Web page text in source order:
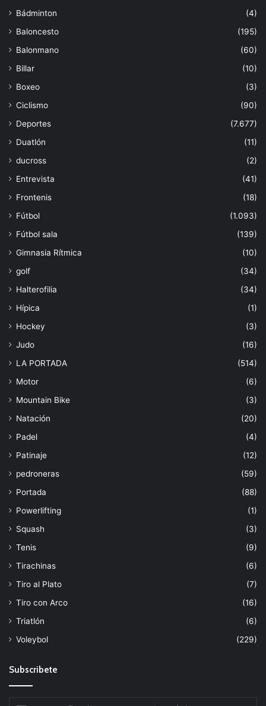
Bádminton
(4)
Baloncesto
(195)
Balonmano
(60)
Billar
(10)
Boxeo
(3)
Ciclismo
(90)
Deportes
(7.677)
Duatlón
(11)
ducross
(2)
Entrevista
(41)
Frontenis
(18)
Fútbol
(1.093)
Fútbol sala
(139)
Gimnasia Rítmica
(10)
golf
(34)
Halterofilia
(34)
Hípica
(1)
Hockey
(3)
Judo
(16)
LA PORTADA
(514)
Motor
(6)
Mountain Bike
(3)
Natación
(20)
Padel
(4)
Patinaje
(12)
pedroneras
(59)
Portada
(88)
Powerlifting
(1)
Squash
(3)
Tenis
(9)
Tirachinas
(6)
Tiro al Plato
(7)
Tiro con Arco
(16)
Triatlón
(6)
Voleybol
(229)
Subscribete